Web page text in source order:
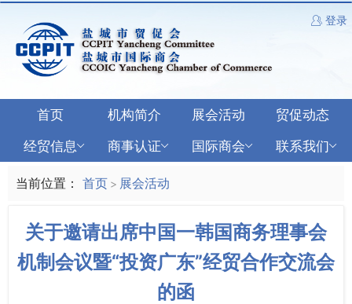
登录
首页 机构简介 展会活动
贸促动态
经贸信息
商事认证 国际商会 联系我们
当前位置： 首页 > 展会活动
关于邀请出席中国一韩国商务理事会
机制会议暨“投资广东”经贸合作交流会
的函